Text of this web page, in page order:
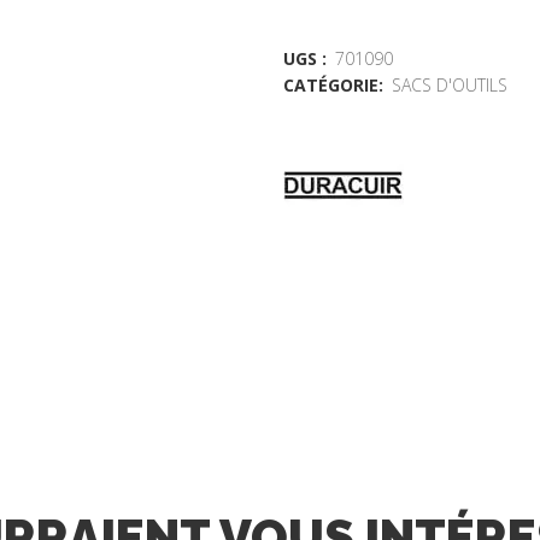
UGS : 701090
CATÉGORIE: SACS D'OUTILS